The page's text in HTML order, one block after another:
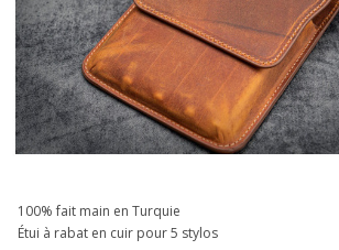
100% fait main en Turquie
Étui à rabat en cuir pour 5 stylos